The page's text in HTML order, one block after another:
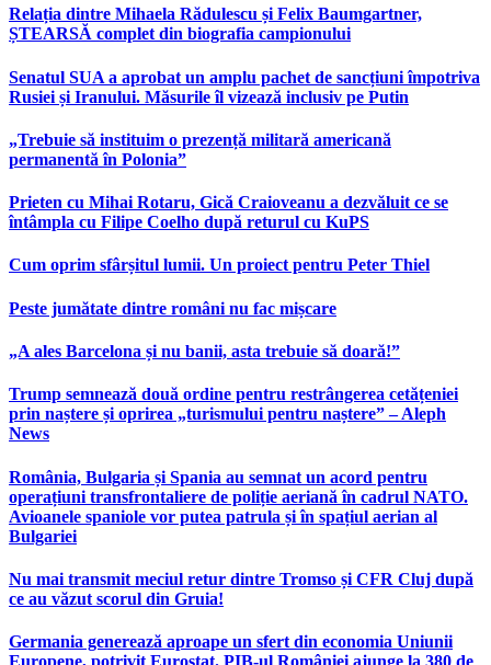
Relația dintre Mihaela Rădulescu și Felix Baumgartner,
ȘTEARSĂ complet din biografia campionului
Senatul SUA a aprobat un amplu pachet de sancțiuni împotriva
Rusiei și Iranului. Măsurile îl vizează inclusiv pe Putin
„Trebuie să instituim o prezență militară americană
permanentă în Polonia”
Prieten cu Mihai Rotaru, Gică Craioveanu a dezvăluit ce se
întâmpla cu Filipe Coelho după returul cu KuPS
Cum oprim sfârșitul lumii. Un proiect pentru Peter Thiel
Peste jumătate dintre români nu fac mișcare
„A ales Barcelona și nu banii, asta trebuie să doară!”
Trump semnează două ordine pentru restrângerea cetățeniei
prin naștere și oprirea „turismului pentru naștere” – Aleph
News
România, Bulgaria și Spania au semnat un acord pentru
operațiuni transfrontaliere de poliție aeriană în cadrul NATO.
Avioanele spaniole vor putea patrula și în spațiul aerian al
Bulgariei
Nu mai transmit meciul retur dintre Tromso și CFR Cluj după
ce au văzut scorul din Gruia!
Germania generează aproape un sfert din economia Uniunii
Europene, potrivit Eurostat. PIB-ul României ajunge la 380 de